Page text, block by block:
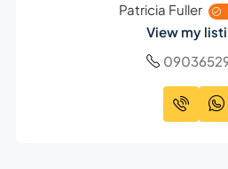
Patricia Fuller
View my